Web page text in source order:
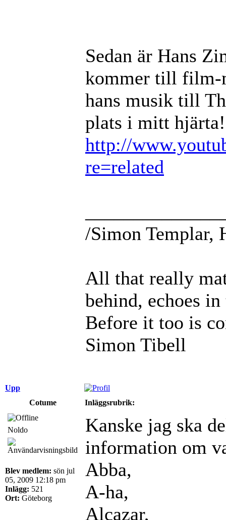
Sedan är Hans
kommer till film-
hans musik till
plats i mitt hjärta!
http://
re=related
/Simon Templar,
All that really
behind, echoes
Before it too is
Simon Tibell
Upp
Cotume
Inläggsrubrik:
Noldo
Blev medlem: sön jul
05, 2009 12:18 pm
Inlägg: 521
Ort: Göteborg
Kanske jag ska
information om
Abba,
A-ha,
Alcazar,